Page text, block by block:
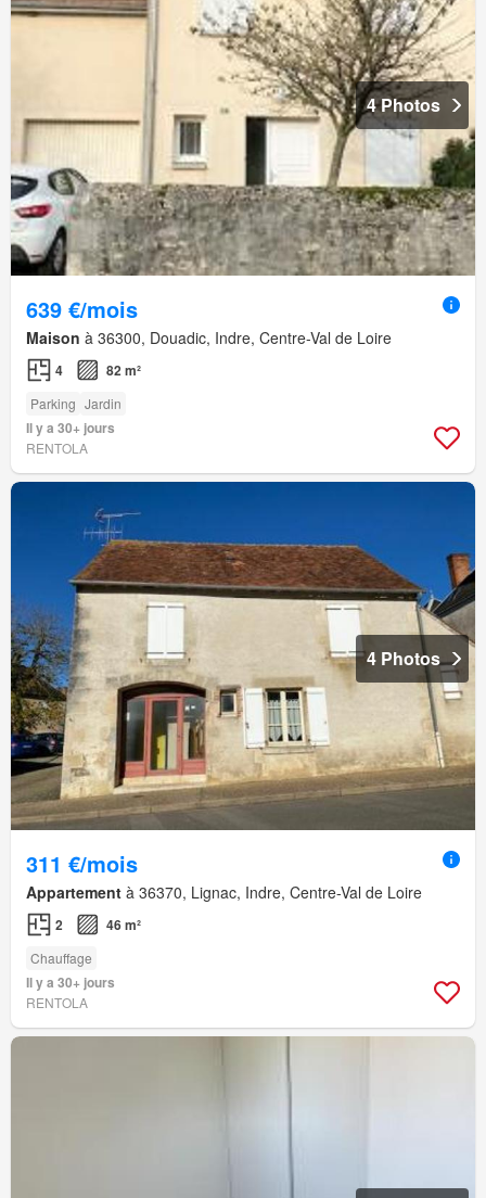
4 Photos
639 €/mois
Maison à 36300, Douadic, Indre, Centre-Val de Loire
4 82 m²
Parking Jardin
Il y a 30+ jours
RENTOLA
4 Photos
311 €/mois
Appartement à 36370, Lignac, Indre, Centre-Val de Loire
2 46 m²
Chauffage
Il y a 30+ jours
RENTOLA